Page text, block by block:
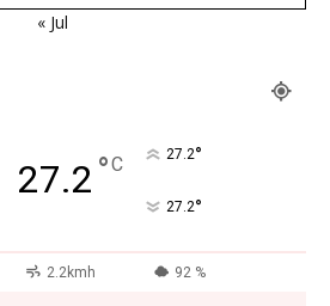
« Jul
27.2 °C 27.2°
27.2°
2.2kmh 92 %